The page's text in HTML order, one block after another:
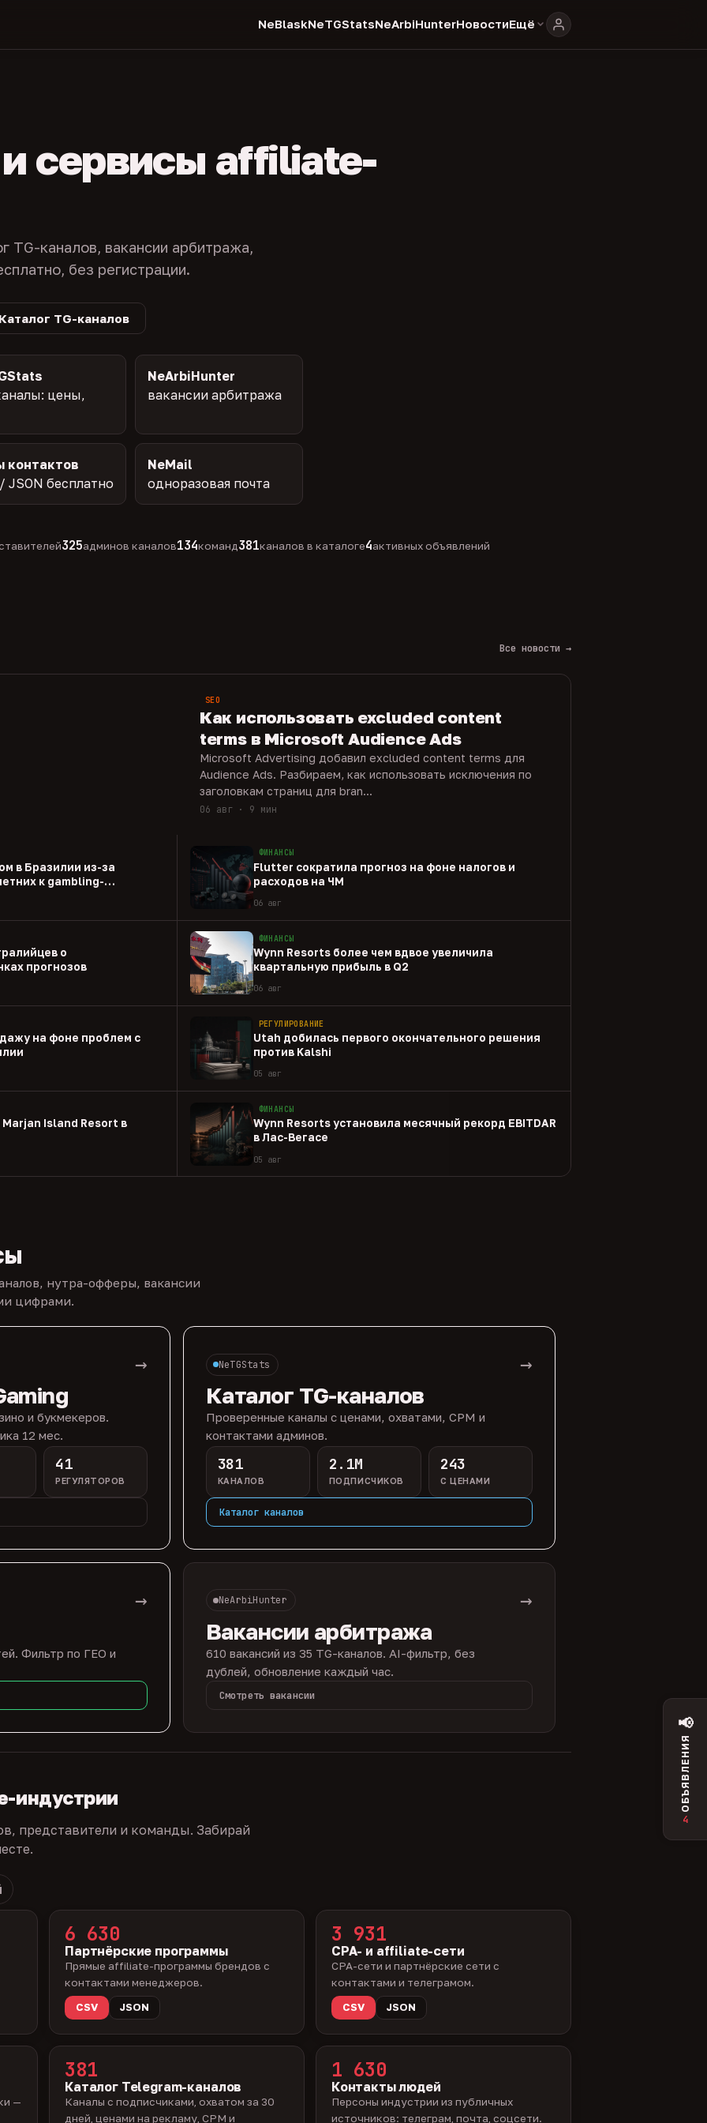
NeBlaskNeTGStatsNeArbiHunterНовостиЕщё
сервисы affiliate-
TG-каналов, вакансии арбитража,
без регистрации.
TG-каналов
цены,
NeArbiHunter
вакансии арбитража
контактов
JSON бесплатно
NeMail
одноразовая почта
325админов каналов134команд381каналов в каталоге4активных объявлений
Все новости →
SEO
Как использовать excluded content
terms в Microsoft Audience Ads
Microsoft Advertising добавил excluded content terms для
Audience Ads. Разбираем, как использовать исключения по
заголовкам страниц для bran...
06 авг · 9 мин
в Бразилии из-за
к gambling-
ФИНАНСЫ
Flutter сократила прогноз на фоне налогов и
расходов на ЧМ
06 авг
о
прогнозов
ФИНАНСЫ
Wynn Resorts более чем вдвое увеличила
квартальную прибыль в Q2
06 авг
на фоне проблем с
РЕГУЛИРОВАНИЕ
Utah добилась первого окончательного решения
против Kalshi
05 авг
Island Resort в
ФИНАНСЫ
Wynn Resorts установила месячный рекорд EBITDAR
в Лас-Вегасе
05 авг
нутра-офферы, вакансии
цифрами.
→
и букмекеров.
12 мес.
41
РЕГУЛЯТОРОВ
NeTGStats →
Каталог TG-каналов
Проверенные каналы с ценами, охватами, CPM и
контактами админов.
381
КАНАЛОВ
2.1M
ПОДПИСЧИКОВ
243
С ЦЕНАМИ
Каталог каналов
→
Фильтр по ГЕО и
NeArbiHunter →
Вакансии арбитража
610 вакансий из 35 TG-каналов. AI-фильтр, без
дублей, обновление каждый час.
Смотреть вакансии
индустрии
представители и команды. Забирай
6 630
Партнёрские программы
Прямые affiliate-программы брендов с
контактами менеджеров.
CSV
JSON
3 931
CPA- и affiliate-сети
CPA-сети и партнёрские сети с
контактами и телеграмом.
CSV
JSON
—
381
Каталог Telegram-каналов
Каналы с подписчиками, охватом за 30
дней, ценами на рекламу, CPM и
1 630
Контакты людей
Персоны индустрии из публичных
источников: телеграм, почта, соцсети.
📢
ОБЪЯВЛЕНИЯ
4